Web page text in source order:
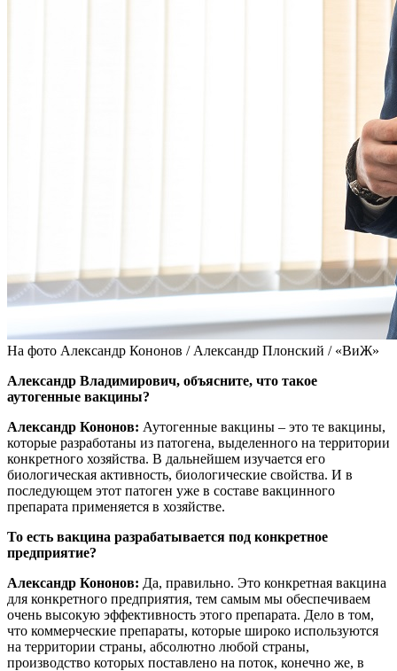
На фото Александр Кононов / Александр Плонский / «ВиЖ»
Александр Владимирович, объясните, что такое
аутогенные вакцины?
Александр Кононов: Аутогенные вакцины – это те вакцины,
которые разработаны из патогена, выделенного на территории
конкретного хозяйства. В дальнейшем изучается его
биологическая активность, биологические свойства. И в
последующем этот патоген уже в составе вакцинного
препарата применяется в хозяйстве.
То есть вакцина разрабатывается под конкретное
предприятие?
Александр Кононов: Да, правильно. Это конкретная вакцина
для конкретного предприятия, тем самым мы обеспечиваем
очень высокую эффективность этого препарата. Дело в том,
что коммерческие препараты, которые широко используются
на территории страны, абсолютно любой страны,
производство которых поставлено на поток, конечно же, в